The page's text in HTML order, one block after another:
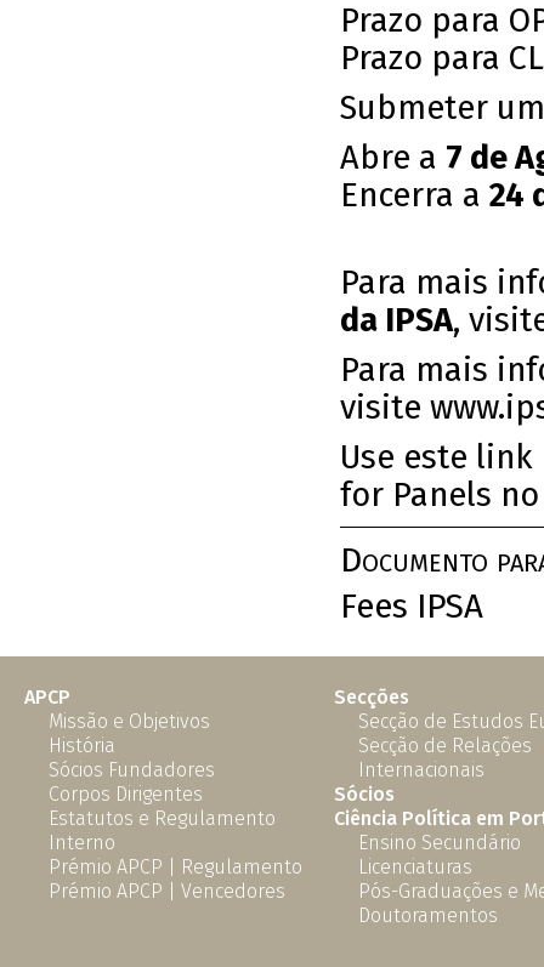
Prazo para
Prazo para
Submeter
Abre a 7 de
Encerra a 24
Para mais
da IPSA,
Para mais
visite
Use este
for Panels
Documento
Fees IPSA
APCP
Missão e Objetivos
História
Sócios Fundadores
Corpos Dirigentes
Estatutos e Regulamento
Interno
Prémio APCP | Regulamento
Prémio APCP | Vencedores
Secções
Secção de Estudos
Secção de Relações
Internacionais
Sócios
Ciência Política em
Ensino Secundário
Licenciaturas
Pós-Graduações e
Doutoramentos